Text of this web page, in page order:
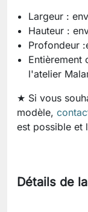
Largeur :
Hauteur :
Profondeur
Entièrement
l'atelier
★ Si vous
modèle,
est possible et
Détails de